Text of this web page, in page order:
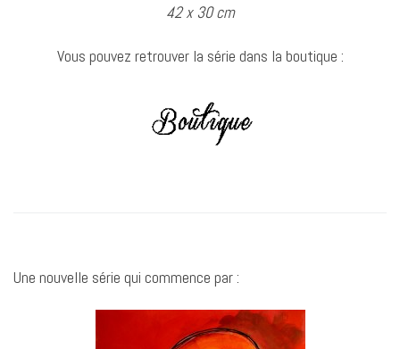
42 x 30 cm
Vous pouvez retrouver la série dans la boutique :
Une nouvelle série qui commence par :